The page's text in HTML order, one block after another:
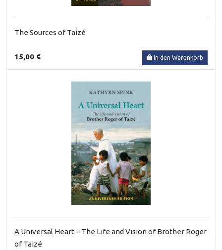
The Sources of Taizé
15,00 € In den Warenkorb
A Universal Heart – The Life and Vision of Brother Roger
of Taizé